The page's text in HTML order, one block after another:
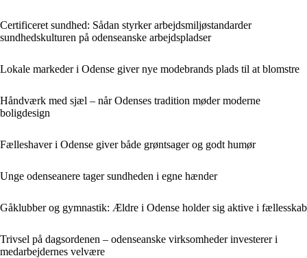
Certificeret sundhed: Sådan styrker arbejdsmiljøstandarder
sundhedskulturen på odenseanske arbejdspladser
Lokale markeder i Odense giver nye modebrands plads til at blomstre
Håndværk med sjæl – når Odenses tradition møder moderne
boligdesign
Fælleshaver i Odense giver både grøntsager og godt humør
Unge odenseanere tager sundheden i egne hænder
Gåklubber og gymnastik: Ældre i Odense holder sig aktive i fællesskab
Trivsel på dagsordenen – odenseanske virksomheder investerer i
medarbejdernes velvære